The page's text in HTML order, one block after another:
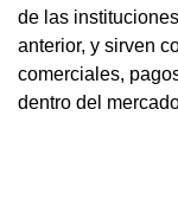
de las
anterior, y sirven
comerciales,
dentro del